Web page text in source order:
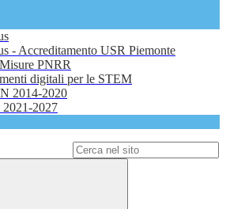
- Accreditamento USR Piemonte
PNRR
digitali per le STEM
2014-2020
2027